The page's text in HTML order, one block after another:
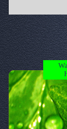
Direkt zum